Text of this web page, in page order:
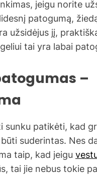
jeigu norite
patogumą,
užsidėjus jį,
tai yra labai
–
sunku patikėti, kad
suderintas. Nes
taip, kad jeigu
tai jie nebus tokie